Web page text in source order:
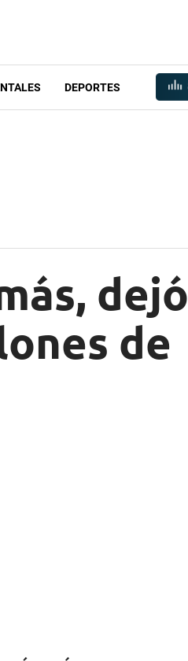
DEPORTES
dejó
de